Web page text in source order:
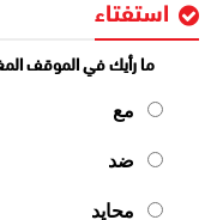
استفتاء
ما رأيك في الموقف
مع
ضد
محايد